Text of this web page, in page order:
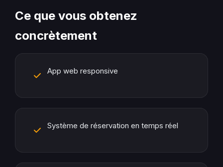
Ce que vous obtenez
concrètement
App web responsive
Système de réservation en temps réel